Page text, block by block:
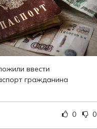
ввести
гражданина
0 0